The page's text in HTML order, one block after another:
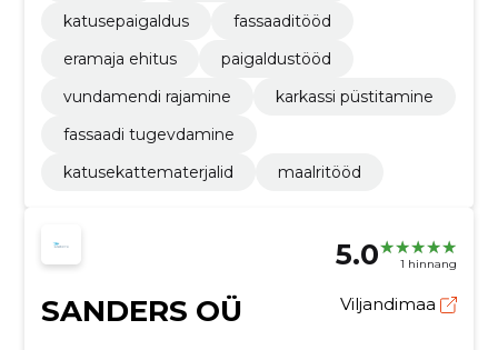
katusepaigaldus
fassaaditööd
eramaja ehitus
paigaldustööd
vundamendi rajamine
karkassi püstitamine
fassaadi tugevdamine
katusekattematerjalid
maalritööd
5.0 1 hinnang
SANDERS OÜ Viljandimaa